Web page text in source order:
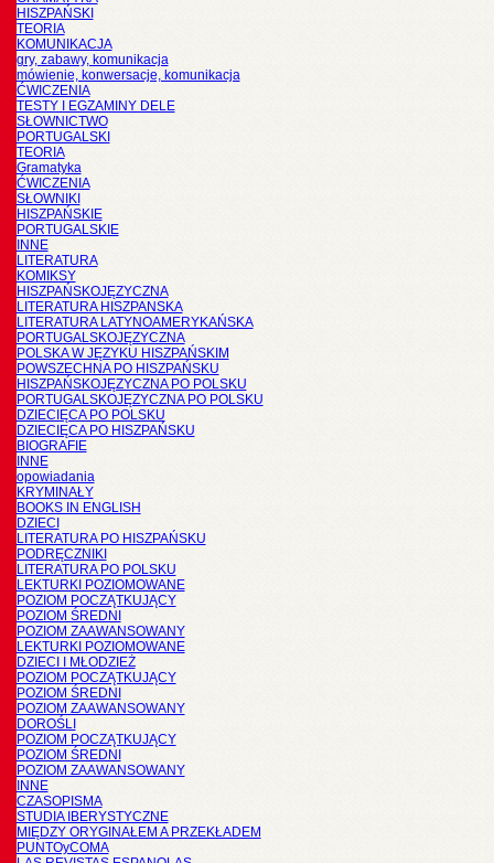
HISZPAŃSKI
TEORIA
KOMUNIKACJA
gry, zabawy, komunikacja
mówienie, konwersacje, komunikacja
ĆWICZENIA
TESTY I EGZAMINY DELE
SŁOWNICTWO
PORTUGALSKI
TEORIA
Gramatyka
ĆWICZENIA
SŁOWNIKI
HISZPAŃSKIE
PORTUGALSKIE
INNE
LITERATURA
KOMIKSY
HISZPAŃSKOJĘZYCZNA
LITERATURA HISZPANSKA
LITERATURA LATYNOAMERYKAŃSKA
PORTUGALSKOJĘZYCZNA
POLSKA W JĘZYKU HISZPAŃSKIM
POWSZECHNA PO HISZPAŃSKU
HISZPAŃSKOJĘZYCZNA PO POLSKU
PORTUGALSKOJĘZYCZNA PO POLSKU
DZIECIĘCA PO POLSKU
DZIECIĘCA PO HISZPAŃSKU
BIOGRAFIE
INNE
opowiadania
KRYMINAŁY
BOOKS IN ENGLISH
DZIECI
LITERATURA PO HISZPAŃSKU
PODRĘCZNIKI
LITERATURA PO POLSKU
LEKTURKI POZIOMOWANE
POZIOM POCZĄTKUJĄCY
POZIOM ŚREDNI
POZIOM ZAAWANSOWANY
LEKTURKI POZIOMOWANE
DZIECI I MŁODZIEŻ
POZIOM POCZĄTKUJĄCY
POZIOM ŚREDNI
POZIOM ZAAWANSOWANY
DOROŚLI
POZIOM POCZĄTKUJĄCY
POZIOM ŚREDNI
POZIOM ZAAWANSOWANY
INNE
CZASOPISMA
STUDIA IBERYSTYCZNE
MIĘDZY ORYGINAŁEM A PRZEKŁADEM
PUNTOyCOMA